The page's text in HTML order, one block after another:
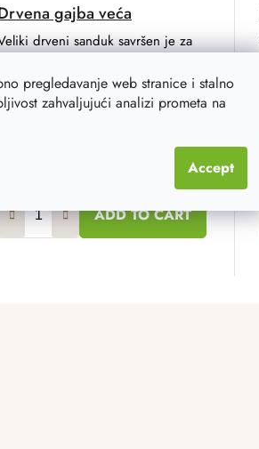
pregledavanje web stranice i stalno
zahvaljujući analizi prometa na
Accept
gajba veća
248 kom
ADD TO CART
drveni sanduk savršen je za
i za voće ili sitnice u